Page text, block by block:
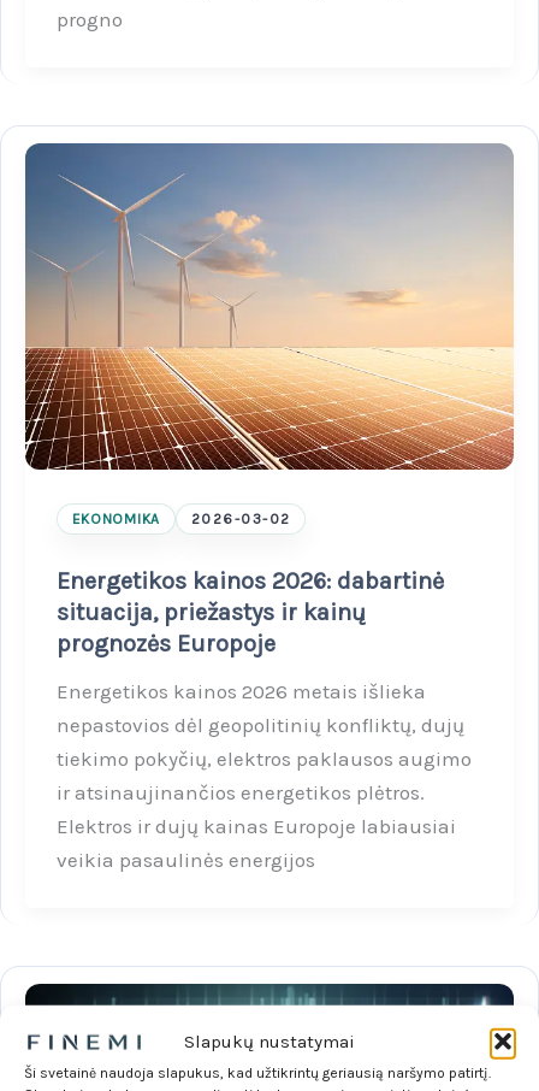
Slapukų nustatymai
Ši svetainė naudoja slapukus, kad užtikrintų geriausią naršymo patirtį.
progno
EKONOMIKA 2026-03-02
Energetikos kainos 2026: dabartinė
situacija, priežastys ir kainų
prognozės Europoje
Energetikos kainos 2026 metais išlieka
nepastovios dėl geopolitinių konfliktų, dujų
tiekimo pokyčių, elektros paklausos augimo
ir atsinaujinančios energetikos plėtros.
Elektros ir dujų kainas Europoje labiausiai
veikia pasaulinės energijos